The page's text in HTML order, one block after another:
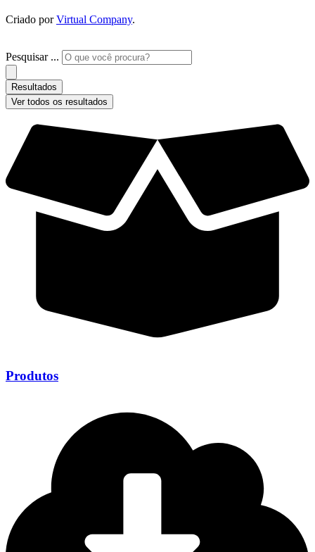
Criado porVirtual Company.
Pesquisar ...
Resultados
Ver todos os resultados
Produtos